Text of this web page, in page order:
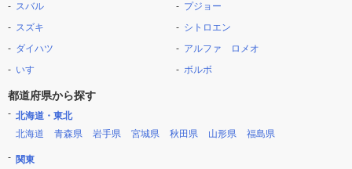
スバル
スズキ
ダイハツ
いすゞ
プジョー
シトロエン
アルファ ロメオ
ボルボ
都道府県から探す
北海道・東北
北海道
青森県 岩手県 宮城県 秋田県 山形県 福島県
関東